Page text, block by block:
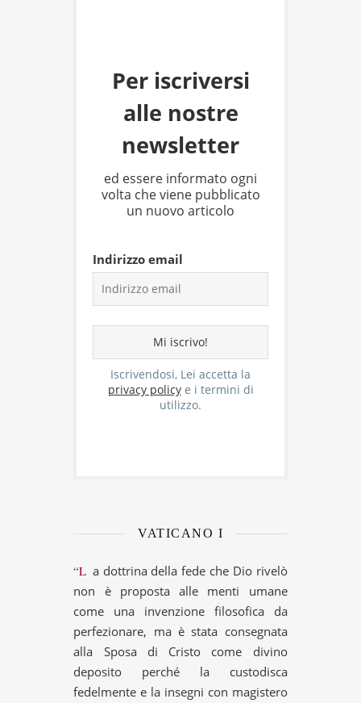
Per iscriversi
alle nostre
newsletter
ed essere informato ogni
volta che viene pubblicato
un nuovo articolo
Indirizzo email
Iscrivendosi, Lei accetta la
privacy policye i termini di
utilizzo.
VATICANO I
“La dottrina della fede che Dio rivelò
non è proposta alle menti umane
come una invenzione filosofica da
perfezionare, ma è stata consegnata
alla Sposa di Cristo come divino
deposito perché la custodisca
fedelmente e la insegni con magistero